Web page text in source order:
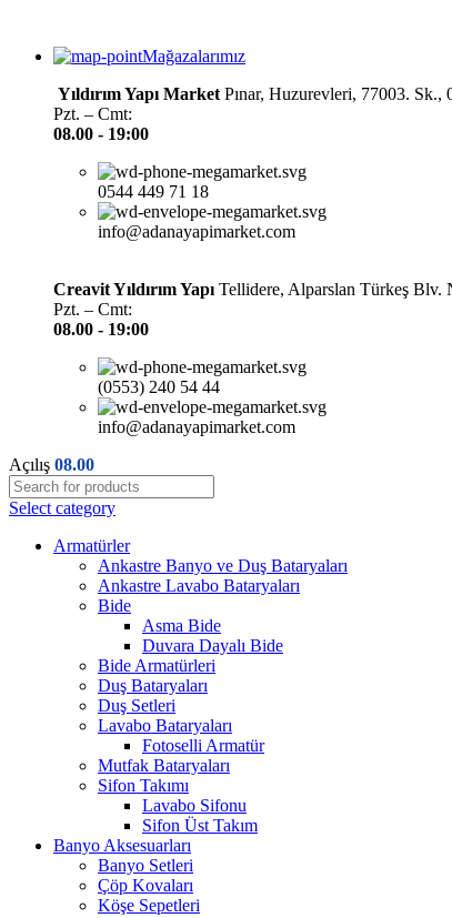
Mağazalarımız
Yıldırım Yapı Market Pınar, Huzurevleri, 77003. Sk.,
Pzt. – Cmt:
08.00 - 19:00
0544 449 71 18
info@adanayapimarket.com
Creavit Yıldırım Yapı Tellidere, Alparslan Türkeş Blv.
Pzt. – Cmt:
08.00 - 19:00
(0553) 240 54 44
info@adanayapimarket.com
Açılış 08.00
Select category
Armatürler
Ankastre Banyo ve Duş Bataryaları
Ankastre Lavabo Bataryaları
Bide
Asma Bide
Duvara Dayalı Bide
Bide Armatürleri
Duş Bataryaları
Duş Setleri
Lavabo Bataryaları
Fotoselli Armatür
Mutfak Bataryaları
Sifon Takımı
Lavabo Sifonu
Sifon Üst Takım
Banyo Aksesuarları
Banyo Setleri
Çöp Kovaları
Köşe Sepetleri